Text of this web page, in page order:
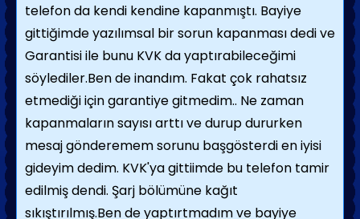
telefon da kendi kendine kapanmıştı. Bayiye
gittiğimde yazılımsal bir sorun kapanması dedi ve
Garantisi ile bunu KVK da yaptırabileceğimi
söylediler.Ben de inandım. Fakat çok rahatsız
etmediği için garantiye gitmedim.. Ne zaman
kapanmaların sayısı arttı ve durup dururken
mesaj gönderemem sorunu başgösterdi en iyisi
gideyim dedim. KVK'ya gittiimde bu telefon tamir
edilmiş dendi. Şarj bölümüne kağıt
sıkıştırılmış.Ben de yaptırtmadım ve bayiye